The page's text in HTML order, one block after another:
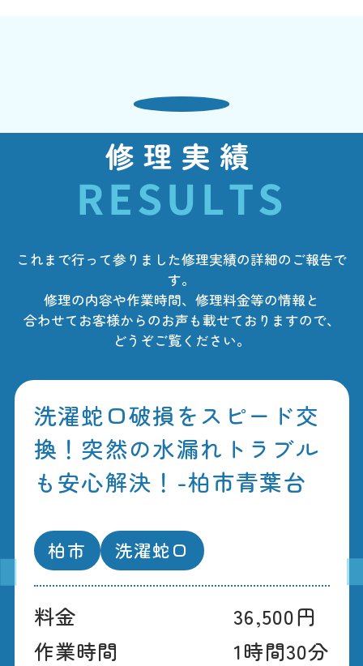
修理実績
RESULTS
これまで行って参りました修理実績の詳細のご報告で
す。
修理の内容や作業時間、修理料金等の情報と
合わせてお客様からのお声も載せておりますので、
どうぞご覧ください。
洗濯蛇口破損をスピード交
換！突然の水漏れトラブル
も安心解決！-柏市青葉台
柏市 洗濯蛇口
料金
36,500円
作業時間
1時間30分